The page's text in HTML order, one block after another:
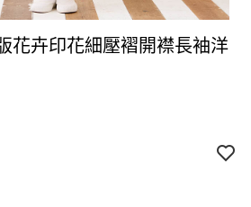
花卉印花細壓褶開襟長袖洋